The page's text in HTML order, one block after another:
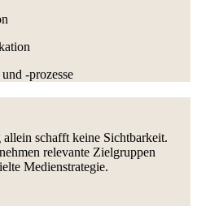
-prozesse
schafft keine Sichtbarkeit.
relevante Zielgruppen
Medienstrategie.